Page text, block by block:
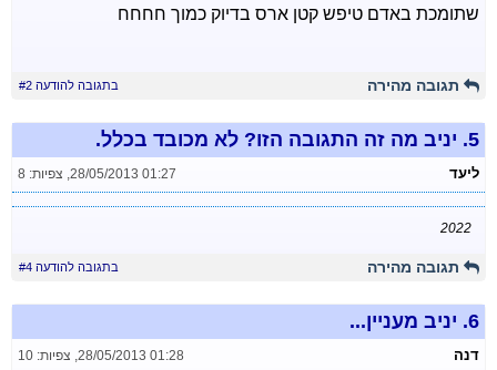
שתומכת באדם טיפש קטן ארס בדיוק כמוך חחחח
תגובה מהירה בתגובה להודעה #2
5. יניב מה זה התגובה הזו? לא מכובד בכלל.
ליעד 28/05/2013 01:27
, צפיות: 8
2022
תגובה מהירה בתגובה להודעה #4
6. יניב מעניין...
דנה 28/05/2013 01:28
, צפיות: 10